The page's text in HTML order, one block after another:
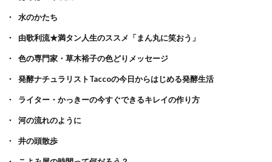
水のかたち
由歌利流★満タン人生のススメ「まん丸に笑おう」
色の専門家・草木裕子の色どりメッセージ
発酵ナチュラリストTaccoの今日からはじめる発酵生活
ライター・かっきーの今すぐできるキレイの作り方
河の流れのように
井の頭散歩